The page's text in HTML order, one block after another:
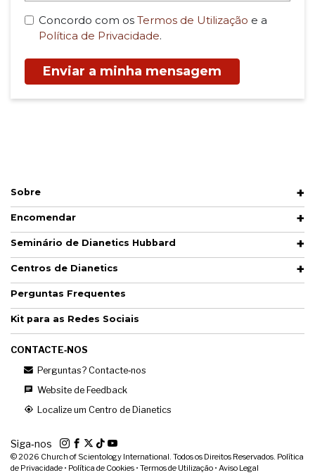
Concordo com os Termos de Utilização e a
Política de Privacidade.
Enviar a minha mensagem
Sobre
Encomendar
Seminário de Dianetics Hubbard
Centros de Dianetics
Perguntas Frequentes
Kit para as Redes Sociais
CONTACTE‑NOS
Perguntas? Contacte‑nos
Website de Feedback
Localize um Centro de Dianetics
Siga‑nos
© 2026 Church of Scientology International. Todos os Direitos Reservados. Política
de Privacidade • Política de Cookies • Termos de Utilização • Aviso Legal